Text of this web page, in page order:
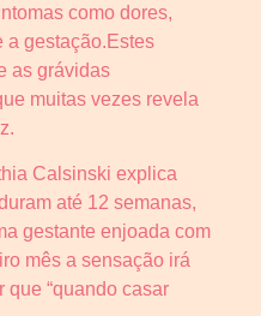
como dores,
a gestação.Estes
as grávidas
muitas vezes revela
Calsinski explica
até 12 semanas,
gestante enjoada com
mês a sensação irá
que “quando casar